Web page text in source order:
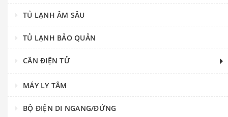
TỦ LẠNH ÂM SÂU
TỦ LẠNH BẢO QUẢN
CÂN ĐIỆN TỬ
MÁY LY TÂM
BỘ ĐIỆN DI NGANG/ĐỨNG